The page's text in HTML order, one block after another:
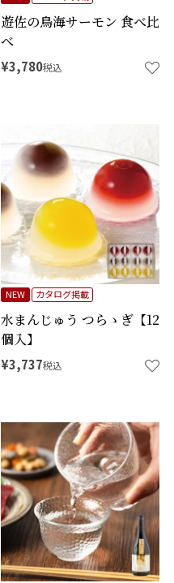
遊佐の鳥海サーモン 食べ比
べ
¥3,780税込
水まんじゅう つらゝぎ【12
個入】
NEW カタログ掲載
¥3,737税込